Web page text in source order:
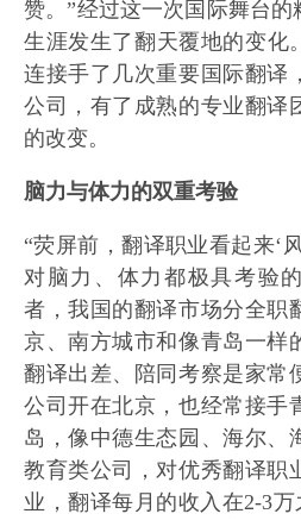
赞。”经过这一次国际舞台
生涯发生了翻天覆地的变化
连接手了几次重要国际翻译
公司，有了成熟的专业翻译
的改变。
脑力与体力的双重考验
“荧屏前，翻译职业看起来‘
对脑力、体力都极具考验
者，我国的翻译市场分全职
京、南方城市和像青岛一样
翻译出差、陪同考察是家常
公司开在北京，也经常接手
岛，像中德生态园、海尔、
教育类公司，对优秀翻译职
业，翻译每月的收入在2-3